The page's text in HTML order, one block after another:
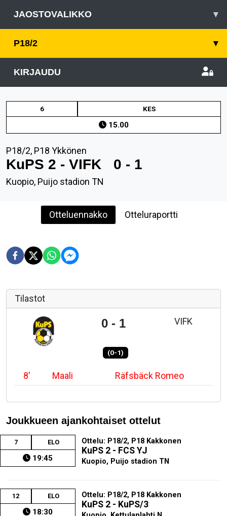
JAOSTOVALIKKO ▾
P18/2 ▾
KIRJAUDU
6 KES
15.00
P18/2, P18 Ykkönen
KuPS 2 - VIFK 0 - 1
Kuopio, Puijo stadion TN
Otteluennakko Otteluraportti
Tilastot
0 - 1 VIFK
(0-1)
8' Maali Räfsbäck Romeo
Joukkueen ajankohtaiset ottelut
7 ELO
19:45
Ottelu: P18/2, P18 Kakkonen
KuPS 2 - FCS YJ
Kuopio, Puijo stadion TN
12 ELO
18:30
Ottelu: P18/2, P18 Kakkonen
KuPS 2 - KuPS/3